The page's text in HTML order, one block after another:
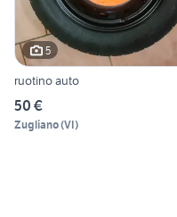
5
ruotino auto
50 €
Zugliano(VI)